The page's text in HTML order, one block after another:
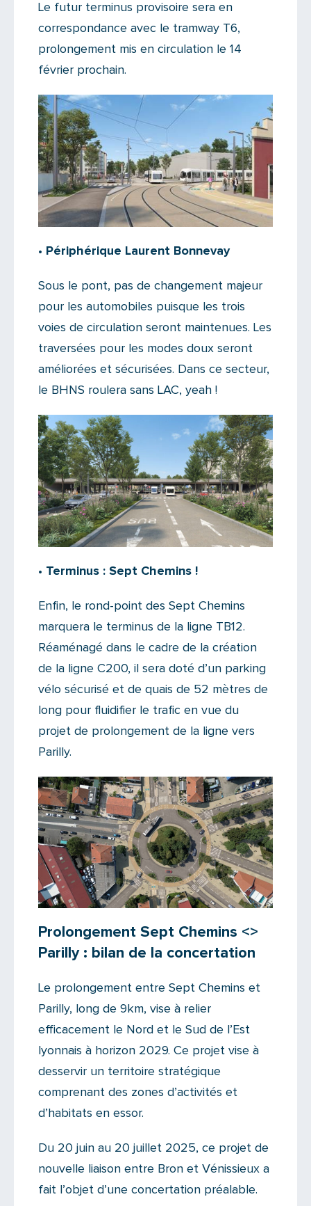
Le futur terminus provisoire sera en
correspondance avec le tramway T6,
prolongement mis en circulation le 14
février prochain.
• Périphérique Laurent Bonnevay
Sous le pont, pas de changement majeur
pour les automobiles puisque les trois
voies de circulation seront maintenues. Les
traversées pour les modes doux seront
améliorées et sécurisées. Dans ce secteur,
le BHNS roulera sans LAC, yeah !
• Terminus : Sept Chemins !
Enfin, le rond-point des Sept Chemins
marquera le terminus de la ligne TB12.
Réaménagé dans le cadre de la création
de la ligne C200, il sera doté d’un parking
vélo sécurisé et de quais de 52 mètres de
long pour fluidifier le trafic en vue du
projet de prolongement de la ligne vers
Parilly.
Prolongement Sept Chemins <>
Parilly : bilan de la concertation
Le prolongement entre Sept Chemins et
Parilly, long de 9km, vise à relier
efficacement le Nord et le Sud de l’Est
lyonnais à horizon 2029. Ce projet vise à
desservir un territoire stratégique
comprenant des zones d’activités et
d’habitats en essor.
Du 20 juin au 20 juillet 2025, ce projet de
nouvelle liaison entre Bron et Vénissieux a
fait l’objet d’une concertation préalable.